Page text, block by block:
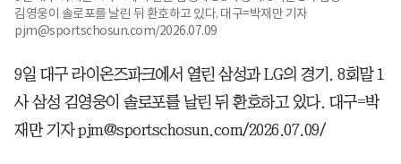
김영웅이 솔로포를 날린 뒤 환호하고 있다. 대구=박재만 기자
pjm@sportschosun.com/2026.07.09
9일 대구 라이온즈파크에서 열린 삼성과 LG의 경기. 8회말 1
사 삼성 김영웅이 솔로포를 날린 뒤 환호하고 있다. 대구=박
재만 기자 pjm@sportschosun.com/2026.07.09/